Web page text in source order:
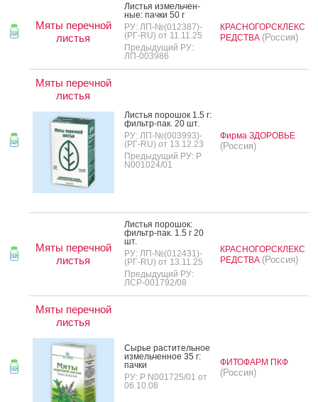
Мяты перечной
листья
Листья из­мель­чен­
ные: пач­ки 50 г
РУ: ЛП-№(012387)-
(РГ-RU) от 11.11.25
Предыдущий РУ:
ЛП-003986
КРАСНОГОРСКЛЕКС
РЕДСТВА (Россия)
Мяты перечной
листья
Листья по­рошок 1.5 г:
филь­тр-пак. 20 шт.
РУ: ЛП-№(003993)-
(РГ-RU) от 13.12.23
Предыдущий РУ: Р
N001024/01
Фирма ЗДОРОВЬЕ
(Россия)
Мяты перечной
листья
Листья по­рошок:
филь­тр-пак. 1.5 г 20
шт.
РУ: ЛП-№(012431)-
(РГ-RU) от 13.11.25
Предыдущий РУ:
ЛСР-001792/08
КРАСНОГОРСКЛЕКС
РЕДСТВА (Россия)
Мяты перечной
листья
Сырье рас­ти­тель­ное
из­мель­чен­ное 35 г:
пач­ки
РУ: Р N001725/01 от
06.10.08
ФИТОФАРМ ПКФ
(Россия)